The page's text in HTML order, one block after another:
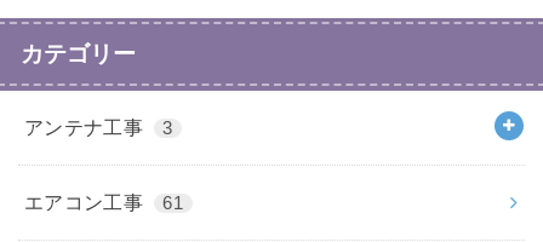
カテゴリー
アンテナ工事 3
エアコン工事 61